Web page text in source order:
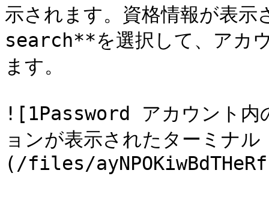
示されます。資格情報が表
search**を選択して、アカ
ます。
![1Password アカウント内
ョンが表示されたターミナ
(/files/